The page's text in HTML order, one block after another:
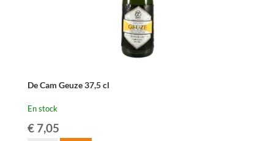
De Cam Geuze 37,5 cl
En stock
€7,05